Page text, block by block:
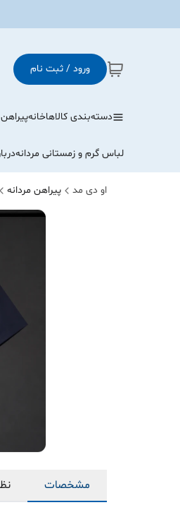
ورود / ثبت نام
دسته‌بندی کالاهاخانه
لباس گرم و زمستانی مردانه
او دی مد پیراهن مردانه
مشخصات